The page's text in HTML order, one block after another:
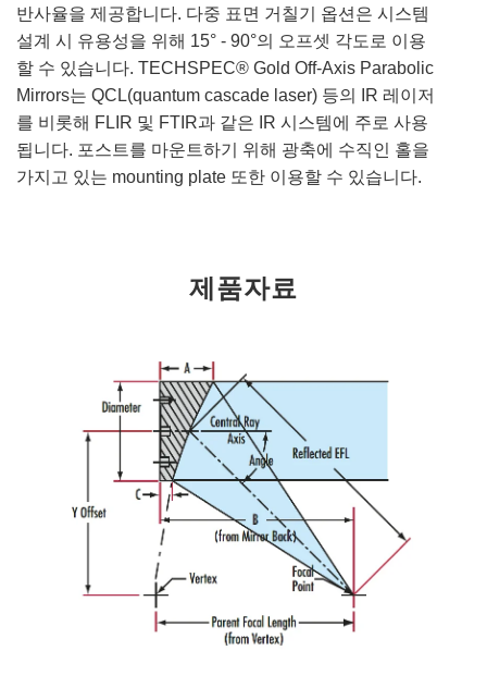
반사율을 제공합니다. 다중 표면 거칠기 옵션은 시스템
설계 시 유용성을 위해 15° - 90°의 오프셋 각도로 이용
할 수 있습니다. TECHSPEC® Gold Off-Axis Parabolic
Mirrors는 QCL(quantum cascade laser) 등의 IR 레이저
를 비롯해 FLIR 및 FTIR과 같은 IR 시스템에 주로 사용
됩니다. 포스트를 마운트하기 위해 광축에 수직인 홀을
가지고 있는 mounting plate 또한 이용할 수 있습니다.
제품자료